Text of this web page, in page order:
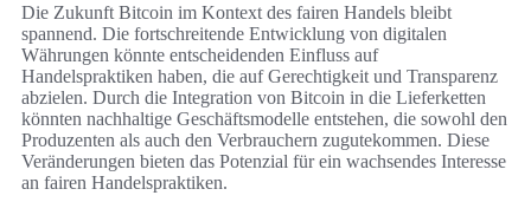
Die Zukunft Bitcoin im Kontext des fairen Handels bleibt
spannend. Die fortschreitende Entwicklung von digitalen
Währungen könnte entscheidenden Einfluss auf
Handelspraktiken haben, die auf Gerechtigkeit und Transparenz
abzielen. Durch die Integration von Bitcoin in die Lieferketten
könnten nachhaltige Geschäftsmodelle entstehen, die sowohl den
Produzenten als auch den Verbrauchern zugutekommen. Diese
Veränderungen bieten das Potenzial für ein wachsendes Interesse
an fairen Handelspraktiken.